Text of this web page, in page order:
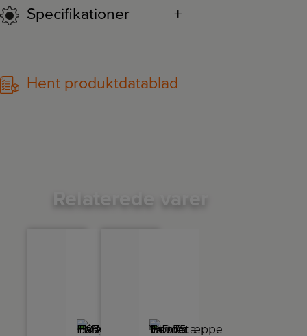
Specifikationer
Hent produktdatablad
Relaterede varer